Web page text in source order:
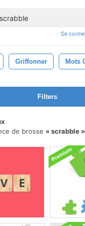
Se
Griffonner Mots
Filters
de brosse
scrabble